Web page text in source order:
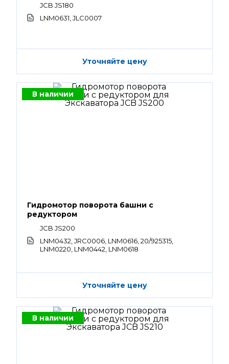
JCB JS180
LNM0631, JLC0007
Уточняйте цену
В наличии
Гидромотор поворота башни с
редуктором
JCB JS200
LNM0432, JRC0006, LNM0616, 20/925315,
LNM0220, LNM0442, LNM0618
Уточняйте цену
В наличии